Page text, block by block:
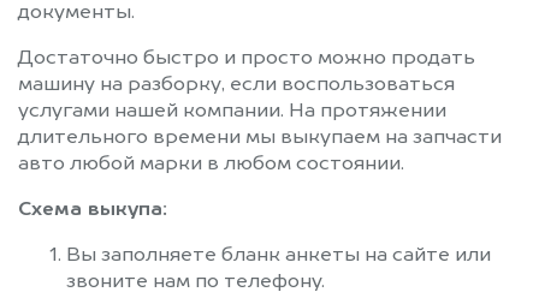
документы.
Достаточно быстро и просто можно продать
машину на разборку, если воспользоваться
услугами нашей компании. На протяжении
длительного времени мы выкупаем на запчасти
авто любой марки в любом состоянии.
Схема выкупа:
Вы заполняете бланк анкеты на сайте или
звоните нам по телефону.